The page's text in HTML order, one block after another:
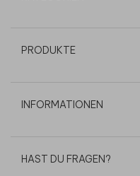
PRODUKTE
INFORMATIONEN
HAST DU FRAGEN?